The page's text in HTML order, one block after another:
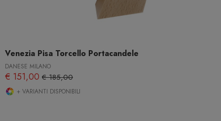
Venezia Pisa Torcello Portacandele
DANESE MILANO
€ 151,00 € 185,00
+ VARIANTI DISPONIBILI